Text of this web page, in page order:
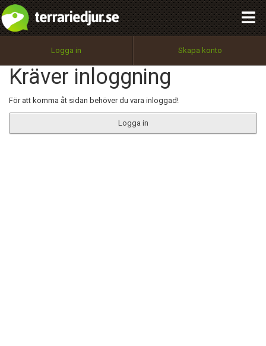
Logga in Skapa konto
Kräver inloggning
För att komma åt sidan behöver du vara inloggad!
Logga in
Utför
100%
OK
integritetspolicy
Namn:
Epost:
Begär nytt lösenord
Tillbaka till förstasidan